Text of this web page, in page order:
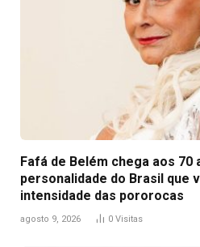
Fafá de Belém chega aos 70
personalidade do Brasil que
intensidade das pororocas
agosto 9, 2026 0 Visitas